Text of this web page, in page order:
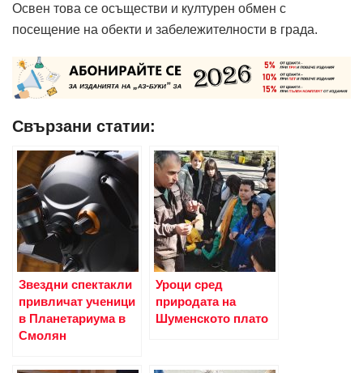
Освен това се осъществи и културен обмен с
посещение на обекти и забележителности в града.
Свързани статии:
Звездни спектакли
привличат ученици
в Планетариума в
Смолян
Уроци сред
природата на
Шуменското плато